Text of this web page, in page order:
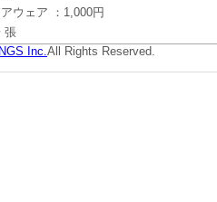
ウェア ：1,000円
張
Inc.All Rights Reserved.